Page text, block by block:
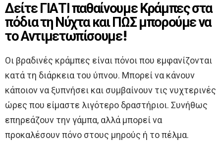
Δείτε ΓΙΑΤΙ παθαίνουμε Κράμπες στα
πόδια τη Νύχτα και ΠΩΣ μπορούμε να
το Αντιμετωπίσουμε!
Οι βραδινές κράμπες είναι πόνοι που εμφανίζονται
κατά τη διάρκεια του ύπνου. Μπορεί να κάνουν
κάποιον να ξυπνήσει και συμβαίνουν τις νυχτερινές
ώρες που είμαστε λιγότερο δραστήριοι. Συνήθως
επηρεάζουν την γάμπα, αλλά μπορεί να
προκαλέσουν πόνο στους μηρούς ή το πέλμα.